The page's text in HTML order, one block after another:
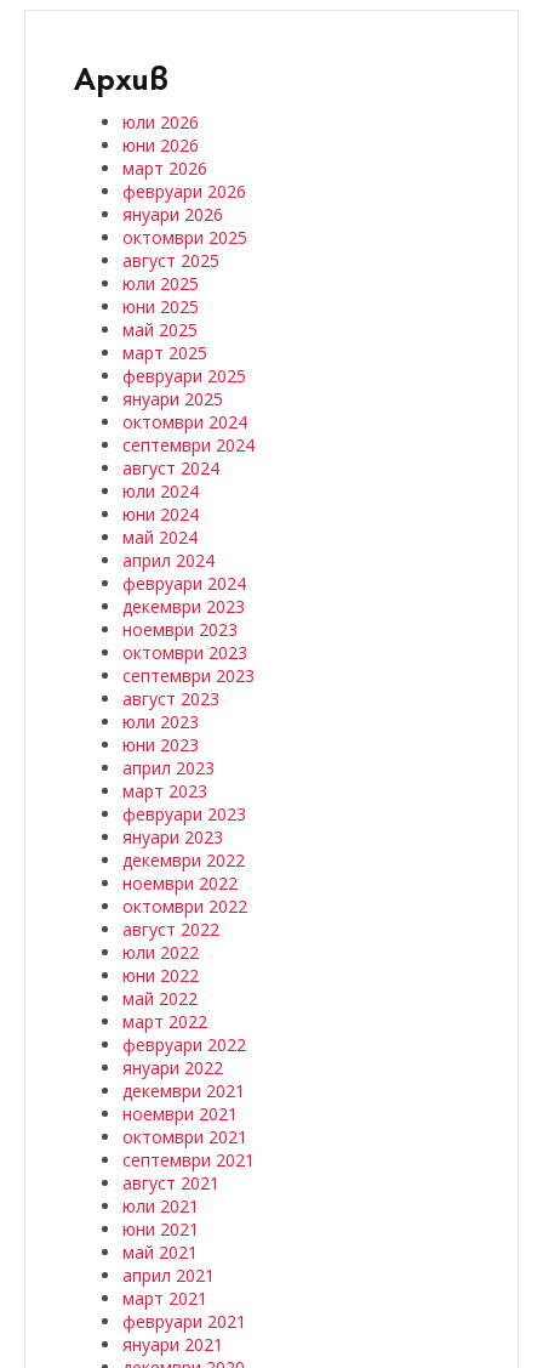
Архив
юли 2026
юни 2026
март 2026
февруари 2026
януари 2026
октомври 2025
август 2025
юли 2025
юни 2025
май 2025
март 2025
февруари 2025
януари 2025
октомври 2024
септември 2024
август 2024
юли 2024
юни 2024
май 2024
април 2024
февруари 2024
декември 2023
ноември 2023
октомври 2023
септември 2023
август 2023
юли 2023
юни 2023
април 2023
март 2023
февруари 2023
януари 2023
декември 2022
ноември 2022
октомври 2022
август 2022
юли 2022
юни 2022
май 2022
март 2022
февруари 2022
януари 2022
декември 2021
ноември 2021
октомври 2021
септември 2021
август 2021
юли 2021
юни 2021
май 2021
април 2021
март 2021
февруари 2021
януари 2021